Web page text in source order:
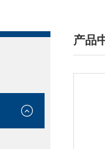
产品
/